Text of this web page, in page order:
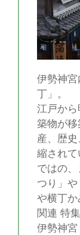
伊勢神
丁」。
江戸か
築物が
産、歴
縮され
ではの
つり」
や横丁
関連 特
伊勢神